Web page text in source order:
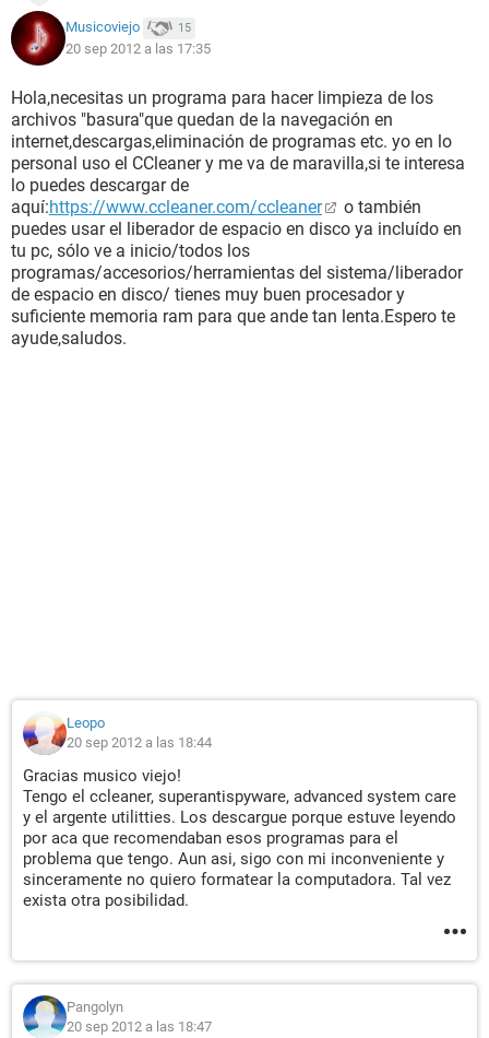
Musicoviejo 15
20 sep 2012 a las 17:35
Hola,necesitas un programa para hacer limpieza de los
archivos "basura"que quedan de la navegación en
internet,descargas,eliminación de programas etc. yo en lo
personal uso el CCleaner y me va de maravilla,si te interesa
lo puedes descargar de
aquí:https://www.ccleaner.com/ccleaner
o también
puedes usar el liberador de espacio en disco ya incluído en
tu pc, sólo ve a inicio/todos los
programas/accesorios/herramientas del sistema/liberador
de espacio en disco/ tienes muy buen procesador y
suficiente memoria ram para que ande tan lenta.Espero te
ayude,saludos.
Leopo
20 sep 2012 a las 18:44
Gracias musico viejo!
Tengo el ccleaner, superantispyware, advanced system care
y el argente utilitties. Los descargue porque estuve leyendo
por aca que recomendaban esos programas para el
problema que tengo. Aun asi, sigo con mi inconveniente y
sinceramente no quiero formatear la computadora. Tal vez
exista otra posibilidad.
Pangolyn
20 sep 2012 a las 18:47